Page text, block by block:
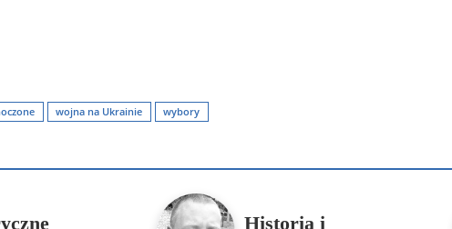
wojna na Ukrainie wybory
Płokszto Grzegorz Górny ks. Jarosław Wąsowicz SDB
Historia i